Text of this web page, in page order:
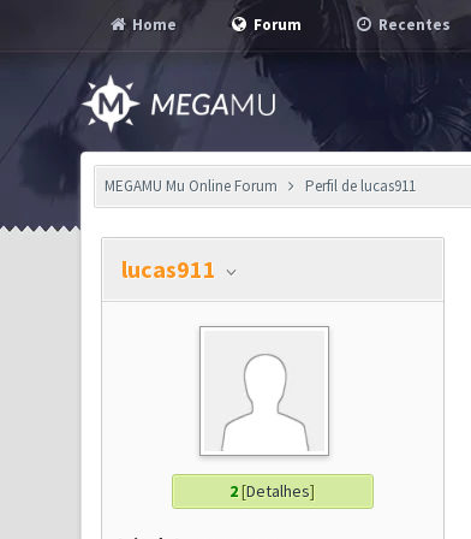
Home Forum Recentes
MEGAMU Mu Online Forum Perfil de lucas911
lucas911
2[Detalhes]